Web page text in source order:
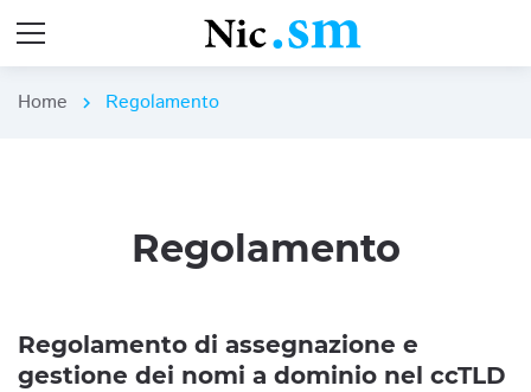
Home chevron_right Regolamento
Regolamento
Regolamento di assegnazione e
gestione dei nomi a dominio nel ccTLD